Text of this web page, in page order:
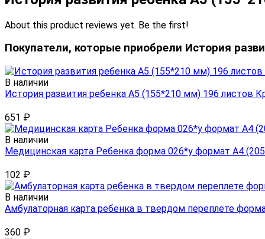
About this product reviews yet. Be the first!
Покупатели, которые приобрели История
В наличии
История развития ребенка А5 (155*210 мм) 196 листов
651 ₽
В наличии
Медицинская карта Ребенка форма 026*у формат А4
102 ₽
В наличии
Амбулаторная карта ребенка в твердом переплете
360 ₽